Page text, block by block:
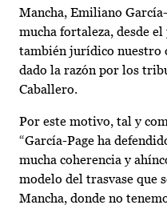
Mancha, Emiliano
mucha fortaleza, desde
también jurídico nuestro
dado la razón por los
Caballero.
Por este motivo, tal y
“García-Page ha
mucha coherencia y
modelo del trasvase que
Mancha, donde no